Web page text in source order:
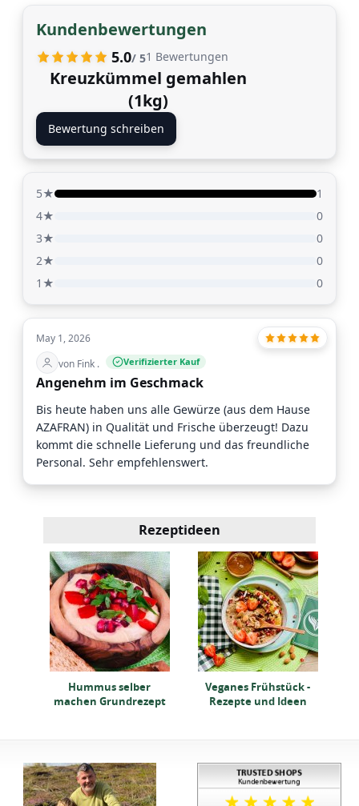
Kundenbewertungen
5.0/ 51 Bewertungen
Kreuzkümmel gemahlen
(1kg)
Bewertung schreiben
5★
1
4★
0
3★
0
2★
0
1★
0
May 1, 2026
von Fink .
Verifizierter Kauf
Angenehm im Geschmack
Bis heute haben uns alle Gewürze (aus dem Hause
AZAFRAN) in Qualität und Frische überzeugt! Dazu
kommt die schnelle Lieferung und das freundliche
Personal. Sehr empfehlenswert.
Rezeptideen
Hummus selber
machen Grundrezept
Veganes Frühstück -
Rezepte und Ideen